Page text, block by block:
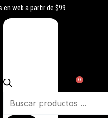
en web a partir de $99
Búsqueda
0